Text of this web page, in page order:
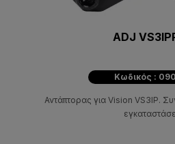
ADJ
Κωδικός :
Αντάπτορας για Vision VS3IP.